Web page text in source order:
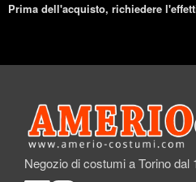
Prima dell'acquisto, richiedere
Negozio di costumi a Torino dal